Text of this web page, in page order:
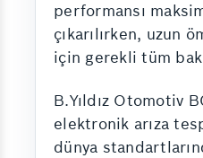
performansı
çıkarılırken, uzun
için gerekli tüm
B.Yıldız Otomotiv
elektronik arıza
dünya